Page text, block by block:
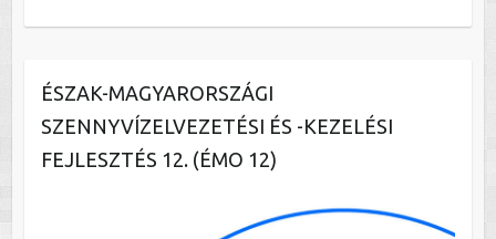
ÉSZAK-MAGYARORSZÁGI
SZENNYVÍZELVEZETÉSI ÉS -KEZELÉSI
FEJLESZTÉS 12. (ÉMO 12)